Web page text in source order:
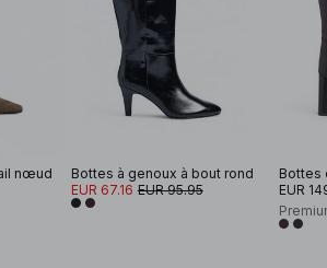
nœud
Bottes à genoux à bout rond
EUR 67.16 EUR 95.95
EUR